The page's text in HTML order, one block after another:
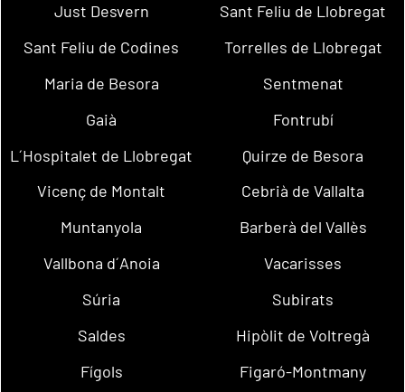
Just Desvern
Sant Feliu de Llobregat
Sant Feliu de Codines
Torrelles de Llobregat
Maria de Besora
Sentmenat
Gaià
Fontrubí
L´Hospitalet de Llobregat
Quirze de Besora
Vicenç de Montalt
Cebrià de Vallalta
Muntanyola
Barberà del Vallès
Vallbona d´Anoia
Vacarisses
Súria
Subirats
Saldes
Hipòlit de Voltregà
Fígols
Figaró-Montmany